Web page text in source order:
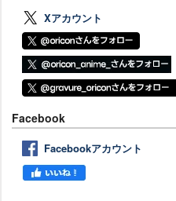
Xアカウント
Facebook
Facebookアカウント